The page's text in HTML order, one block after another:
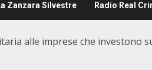
Zanzara Silvestre Radio Real
alle imprese che investono